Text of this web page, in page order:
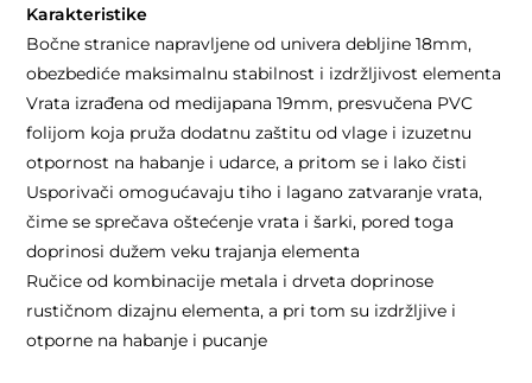
Karakteristike
Bočne stranice napravljene od univera debljine 18mm,
obezbediće maksimalnu stabilnost i izdržljivost elementa
Vrata izrađena od medijapana 19mm, presvučena PVC
folijom koja pruža dodatnu zaštitu od vlage i izuzetnu
otpornost na habanje i udarce, a pritom se i lako čisti
Usporivači omogućavaju tiho i lagano zatvaranje vrata,
čime se sprečava oštećenje vrata i šarki, pored toga
doprinosi dužem veku trajanja elementa
Ručice od kombinacije metala i drveta doprinose
rustičnom dizajnu elementa, a pri tom su izdržljive i
otporne na habanje i pucanje